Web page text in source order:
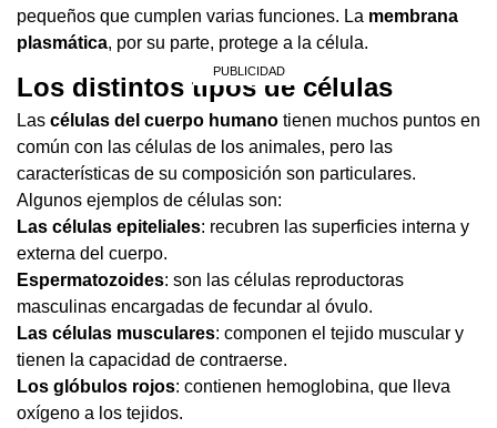
pequeños que cumplen varias funciones. La membrana
plasmática, por su parte, protege a la célula.
Los distintos tipos de células
Las células del cuerpo humano tienen muchos puntos en
común con las células de los animales, pero las
características de su composición son particulares.
Algunos ejemplos de células son:
Las células epiteliales: recubren las superficies interna y
externa del cuerpo.
Espermatozoides: son las células reproductoras
masculinas encargadas de fecundar al óvulo.
Las células musculares: componen el tejido muscular y
tienen la capacidad de contraerse.
Los glóbulos rojos: contienen hemoglobina, que lleva
oxígeno a los tejidos.